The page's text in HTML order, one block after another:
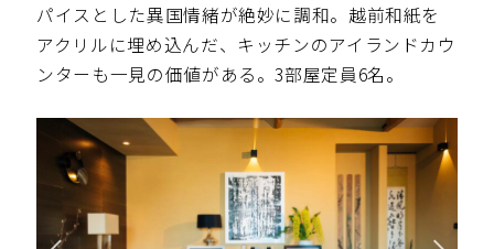
パイスとした異国情緒が絶妙に調和。越前和紙を
アクリルに埋め込んだ、キッチンのアイランドカウ
ンターも一見の価値がある。3部屋定員6名。